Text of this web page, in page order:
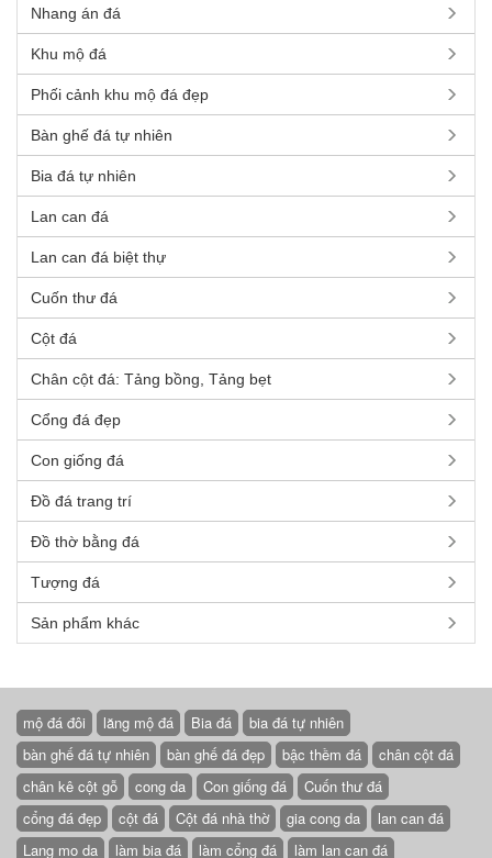
Nhang án đá
Khu mộ đá
Phối cảnh khu mộ đá đẹp
Bàn ghế đá tự nhiên
Bia đá tự nhiên
Lan can đá
Lan can đá biệt thự
Cuốn thư đá
Cột đá
Chân cột đá: Tảng bồng, Tảng bẹt
Cổng đá đẹp
Con giống đá
Đồ đá trang trí
Đồ thờ bằng đá
Tượng đá
Sản phẩm khác
mộ đá đôi lăng mộ đá Bia đá
bia đá tự nhiên
bàn ghế đá tự nhiên
bàn ghế đá đẹp bậc thềm đá
chân cột đá
chân kê cột gỗ
cong da Con giống đá
Cuốn thư đá
cổng đá đẹp
cột đá Cột đá nhà thờ gia cong da
lan can đá
Lang mo da
làm bia đá làm cổng đá
làm lan can đá